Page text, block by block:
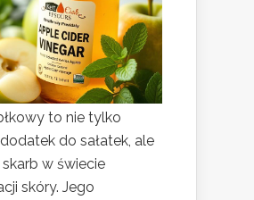
to nie tylko
do sałatek, ale
w świecie
skóry. Jego